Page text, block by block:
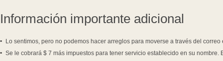
Información importante adicional
Lo sentimos, pero no podemos hacer arreglos para moverse a través del correo
Se le cobrará $ 7 más impuestos para tener servicio establecido en su nombre.